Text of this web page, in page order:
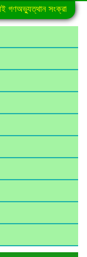
সংক্রান্ত